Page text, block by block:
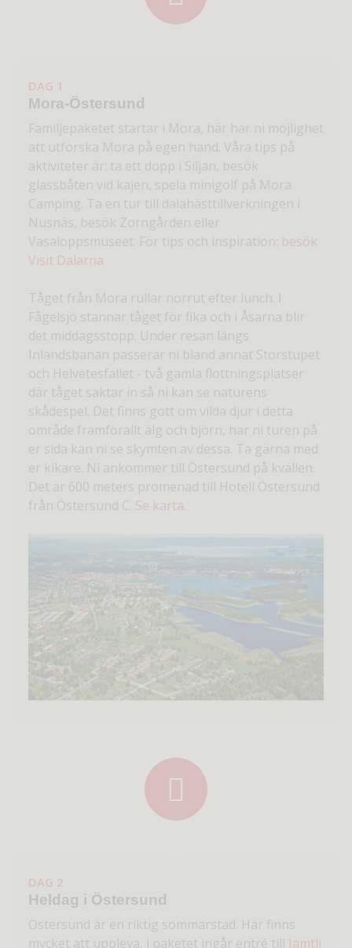
DAG 1
Mora-Östersund
Familjepaketet startar i Mora, här har ni möjlighet
att utforska Mora på egen hand. Våra tips på
aktiviteter är: ta ett dopp i Siljan, besök
glassbåten vid kajen, spela minigolf på Mora
Camping. Ta en tur till dalahästtillverkningen i
Nusnäs, besök Zorngården eller
Vasaloppsmuseet. För tips och inspiration: besök
Visit Dalarna
Tåget från Mora rullar norrut efter lunch. I
Fågelsjö stannar tåget för fika och i Åsarna blir
det middagsstopp. Under resan längs
Inlandsbanan passerar ni bland annat Storstupet
och Helvetesfallet - två gamla flottningsplatser
där tåget saktar in så ni kan se naturens
skådespel. Det finns gott om vilda djur i detta
område framförallt älg och björn, har ni turen på
er sida kan ni se skymten av dessa. Ta gärna med
er kikare. Ni ankommer till Östersund på kvällen.
Det är 600 meters promenad till Hotell Östersund
från Östersund C. Se karta.
DAG 2
Heldag i Östersund
Östersund är en riktig sommarstad. Här finns
mycket att uppleva, i paketet ingår entré till Jamtli